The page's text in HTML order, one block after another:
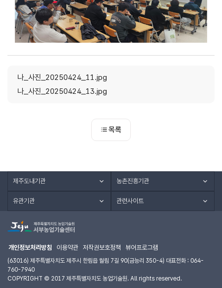
나_사진_20250424_11.jpg
나_사진_20250424_13.jpg
목록
제주도내기관 농촌진흥기관
유관기관 관련사이트
개인정보처리방침 이용약관 저작권보호정책 뷰어프로그램
(63016) 제주특별자치도 제주시 한림읍 월림 7길 90(금능리 350-4) 대표전화 : 064-
760-7940
COPYRIGHT © 2017 제주특별자치도 농업기술원. All rights reserved.